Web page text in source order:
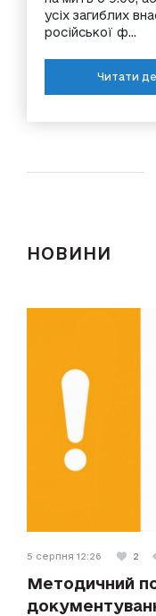
усіх загиблих
російської ф...
Читати
НОВИНИ
5 серпня 12:26 2
Методичний